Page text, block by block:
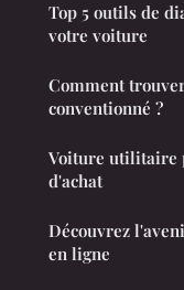
Top 5 outils de
votre voiture
Comment
conventionné ?
Voiture utilitaire
d'achat
Découvrez
en ligne